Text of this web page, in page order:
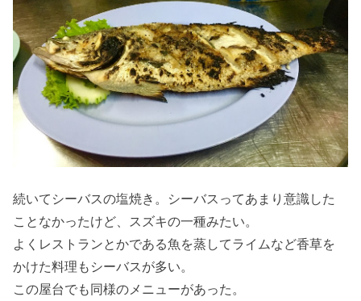
続いてシーバスの塩焼き。シーバスってあまり意識した
ことなかったけど、スズキの一種みたい。
よくレストランとかである魚を蒸してライムなど香草を
かけた料理もシーバスが多い。
この屋台でも同様のメニューがあった。